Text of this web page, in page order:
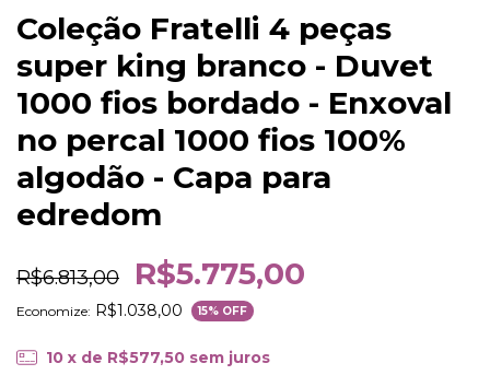
Coleção Fratelli 4 peças
super king branco - Duvet
1000 fios bordado - Enxoval
no percal 1000 fios 100%
algodão - Capa para
edredom
R$6.813,00 R$5.775,00
Economize: R$1.038,00 15% OFF
10 x de R$577,50 sem juros